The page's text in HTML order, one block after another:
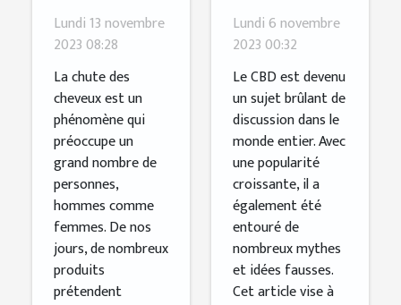
produits
pour
stimuler la
croissance
des cheveux
Lundi 13 novembre
2023 08:28
La chute des
cheveux est un
phénomène qui
préoccupe un
grand nombre de
personnes,
hommes comme
femmes. De nos
jours, de nombreux
produits
prétendent
Débunking
les mythes
Lundi 6 novembre
2023 00:32
Le CBD est devenu
un sujet brûlant de
discussion dans le
monde entier. Avec
une popularité
croissante, il a
également été
entouré de
nombreux mythes
et idées fausses.
Cet article vise à